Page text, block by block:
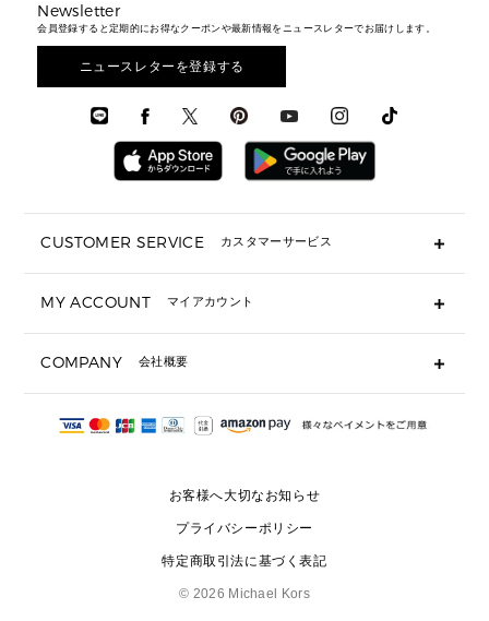
ウェア
アクセサリー
メンズ バッグ
メンズ 財布・小物
メンズ シューズ
メンズ ウェア
メンズ 時計・その他
メンズ財布・小物
メンズアクセサリー
メンズウェア
3 IN 1 / 2 IN 1 バッグ
▶ メンズすべて
▶ メンズすべて
▶ バッグすべて
通勤・通学アイテム
3 IN 1 バッグ
ミニ財布・フラグメントケース
▶ 小物すべて
定期ケース・カードケース・名刺入れ
サンダル
スニーカー
▶ ウェア
財布・小物
時計・ジュエリー
アクセサリー
エディターレビュー
Newsletter
会員登録すると定期的にお得なクーポンや最新情報をニュースレターでお届けします。
ニュースレターを登録する
CUSTOMER SERVICE カスタマーサービス
ギフト用にラッピングができますか？
ショッピングバッグを購入商品分送ってもらえますか？
注文後に完了メールが受信できないのですが？
サイズ交換はできますか？
MY ACCOUNT マイアカウント
COMPANY 会社概要
会社概要
お客様へ大切なお知らせ
プライバシーポリシー
特定商取引法に基づく表記
© 2026 Michael Kors